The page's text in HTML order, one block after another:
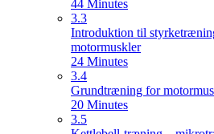
44 Minutes
3.3
Introduktion til
motormuskler
24 Minutes
3.4
Grundtræning for
20 Minutes
3.5